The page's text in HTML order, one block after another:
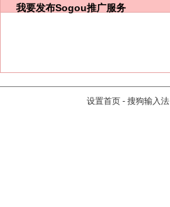
我要发布Sogou推广服务
设置首页 - 搜狗输入法